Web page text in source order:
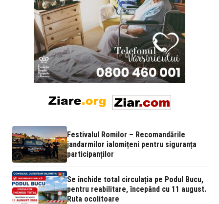
Festivalul Romilor – Recomandările
jandarmilor ialomițeni pentru siguranța
participanților
Se închide total circulația pe Podul Bucu,
pentru reabilitare, începând cu 11 august.
Ruta ocolitoare